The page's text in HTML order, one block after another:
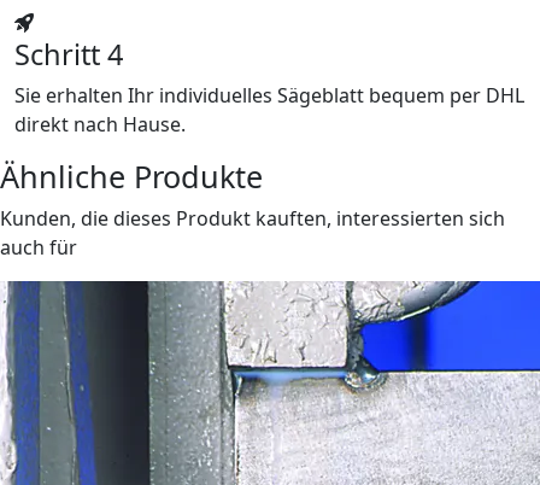
Schritt 4
Sie erhalten Ihr individuelles Sägeblatt bequem per DHL
direkt nach Hause.
Ähnliche Produkte
Kunden, die dieses Produkt kauften, interessierten sich
auch für